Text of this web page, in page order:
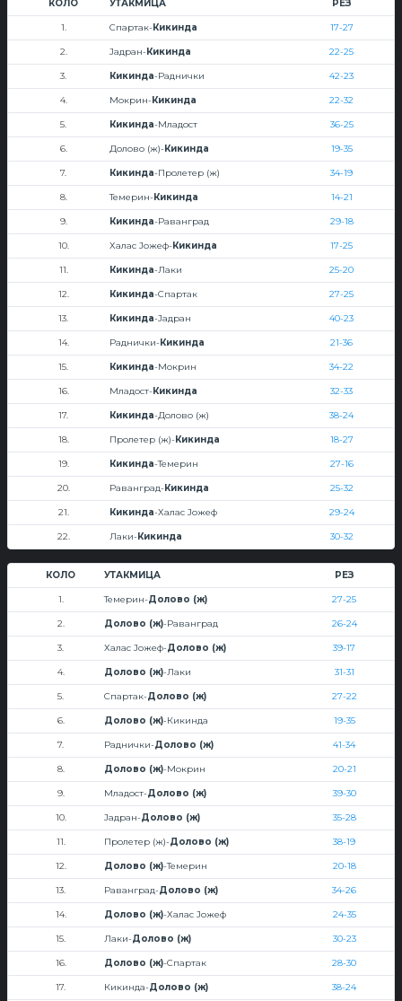
КОЛО УТАКМИЦА РЕЗ
1. Спартак-Кикинда 17-27
2. Јадран-Кикинда 22-25
3. Кикинда-Раднички 42-23
4. Мокрин-Кикинда 22-32
5. Кикинда-Младост 36-25
6. Долово (ж)-Кикинда 19-35
7. Кикинда-Пролетер (ж) 34-19
8. Темерин-Кикинда 14-21
9. Кикинда-Раванград 29-18
10. Халас Јожеф-Кикинда 17-25
11. Кикинда-Лаки 25-20
12. Кикинда-Спартак 27-25
13. Кикинда-Јадран 40-23
14. Раднички-Кикинда 21-36
15. Кикинда-Мокрин 34-22
16. Младост-Кикинда 32-33
17. Кикинда-Долово (ж) 38-24
18. Пролетер (ж)-Кикинда 18-27
19. Кикинда-Темерин 27-16
20. Раванград-Кикинда 25-32
21. Кикинда-Халас Јожеф 29-24
22. Лаки-Кикинда 30-32
КОЛО УТАКМИЦА РЕЗ
1. Темерин-Долово (ж) 27-25
2. Долово (ж)-Раванград 26-24
3. Халас Јожеф-Долово (ж) 39-17
4. Долово (ж)-Лаки 31-31
5. Спартак-Долово (ж) 27-22
6. Долово (ж)-Кикинда 19-35
7. Раднички-Долово (ж) 41-34
8. Долово (ж)-Мокрин 20-21
9. Младост-Долово (ж) 39-30
10. Јадран-Долово (ж) 35-28
11. Пролетер (ж)-Долово (ж) 38-19
12. Долово (ж)-Темерин 20-18
13. Раванград-Долово (ж) 34-26
14. Долово (ж)-Халас Јожеф 24-35
15. Лаки-Долово (ж) 30-23
16. Долово (ж)-Спартак 28-30
17. Кикинда-Долово (ж) 38-24